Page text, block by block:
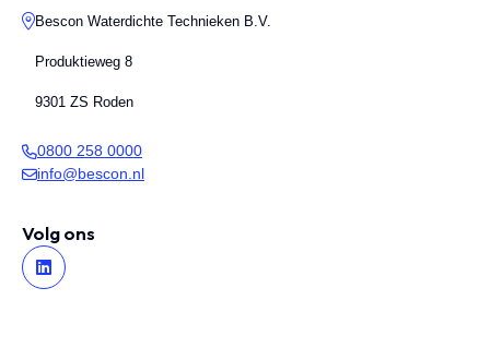
Bescon Waterdichte Technieken B.V.
Produktieweg 8
9301 ZS Roden
0800 258 0000
info@bescon.nl
Volg ons